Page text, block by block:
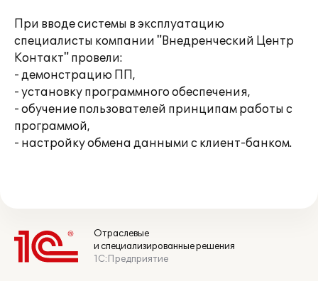
При вводе системы в эксплуатацию
специалисты компании "Внедренческий Центр
Контакт" провели:
- демонстрацию ПП,
- установку программного обеспечения,
- обучение пользователей принципам работы с
программой,
- настройку обмена данными с клиент-банком.
Отраслевые
и специализированные решения
1С:Предприятие